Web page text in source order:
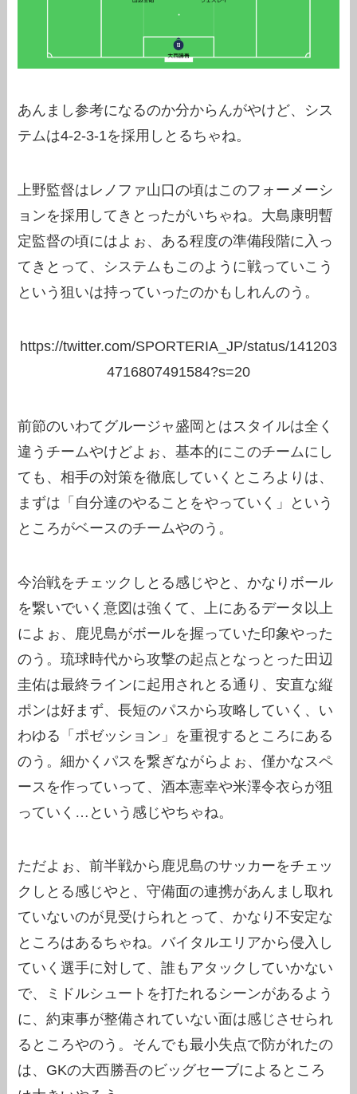
あんまし参考になるのか分からんがやけど、シス
テムは4-2-3-1を採用しとるちゃね。
上野監督はレノファ山口の頃はこのフォーメーシ
ョンを採用してきとったがいちゃね。大島康明暫
定監督の頃にはよぉ、ある程度の準備段階に入っ
てきとって、システムもこのように戦っていこう
という狙いは持っていったのかもしれんのう。
https://twitter.com/SPORTERIA_JP/status/141203
4716807491584?s=20
前節のいわてグルージャ盛岡とはスタイルは全く
違うチームやけどよぉ、基本的にこのチームにし
ても、相手の対策を徹底していくところよりは、
まずは「自分達のやることをやっていく」という
ところがベースのチームやのう。
今治戦をチェックしとる感じやと、かなりボール
を繋いでいく意図は強くて、上にあるデータ以上
によぉ、鹿児島がボールを握っていた印象やった
のう。琉球時代から攻撃の起点となっとった田辺
圭佑は最終ラインに起用されとる通り、安直な縦
ポンは好まず、長短のパスから攻略していく、い
わゆる「ポゼッション」を重視するところにある
のう。細かくパスを繋ぎながらよぉ、僅かなスペ
ースを作っていって、酒本憲幸や米澤令衣らが狙
っていく…という感じやちゃね。
ただよぉ、前半戦から鹿児島のサッカーをチェッ
クしとる感じやと、守備面の連携があんまし取れ
ていないのが見受けられとって、かなり不安定な
ところはあるちゃね。バイタルエリアから侵入し
ていく選手に対して、誰もアタックしていかない
で、ミドルシュートを打たれるシーンがあるよう
に、約束事が整備されていない面は感じさせられ
るところやのう。そんでも最小失点で防がれたの
は、GKの大西勝吾のビッグセーブによるところ